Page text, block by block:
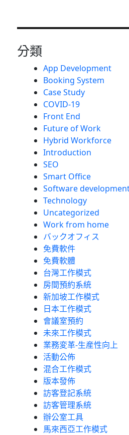
分類
App Development
Booking System
Case Study
COVID-19
Front End
Future of Work
Hybrid Workforce
Introduction
SEO
Smart Office
Software
Technology
Uncategorized
Work from home
バックオフィス
免費軟件
免費軟體
台灣工作模式
房間預約系統
新加坡工作模式
日本工作模式
會議室預約
未來工作模式
業務変革-生産性向上
活動公佈
混合工作模式
版本發佈
訪客登記系統
訪客管理系統
辦公室工具
馬來西亞工作模式